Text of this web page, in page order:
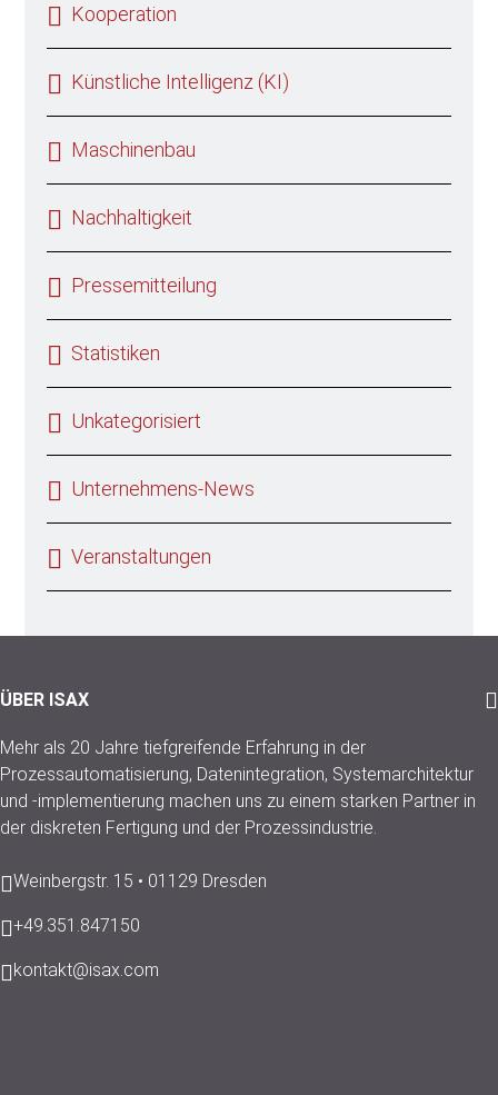
Kooperation
Künstliche Intelligenz (KI)
Maschinenbau
Nachhaltigkeit
Pressemitteilung
Statistiken
Unkategorisiert
Unternehmens-News
Veranstaltungen
ÜBER ISAX
Mehr als 20 Jahre tiefgreifende Erfahrung in der
Prozessautomatisierung, Datenintegration, Systemarchitektur
und -implementierung machen uns zu einem starken Partner in
der diskreten Fertigung und der Prozessindustrie.
Weinbergstr. 15 • 01129 Dresden
+49.351.847150
kontakt@isax.com